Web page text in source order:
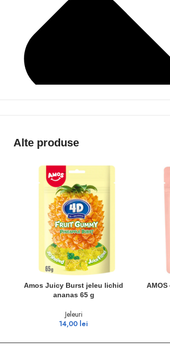
Alte produse
ADAUGĂ ÎN COȘ
Amos Juicy Burst jeleu lichid
ananas 65 g
Jeleuri
14,00 lei